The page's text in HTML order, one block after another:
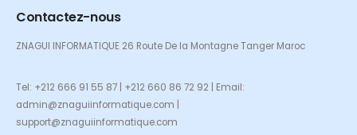
Contactez-nous
ZNAGUI INFORMATIQUE 26 Route De la Montagne Tanger Maroc
Tel: +212 666 91 55 87 | +212 660 86 72 92 | Email:
admin@znaguiinformatique.com |
support@znaguiinformatique.com